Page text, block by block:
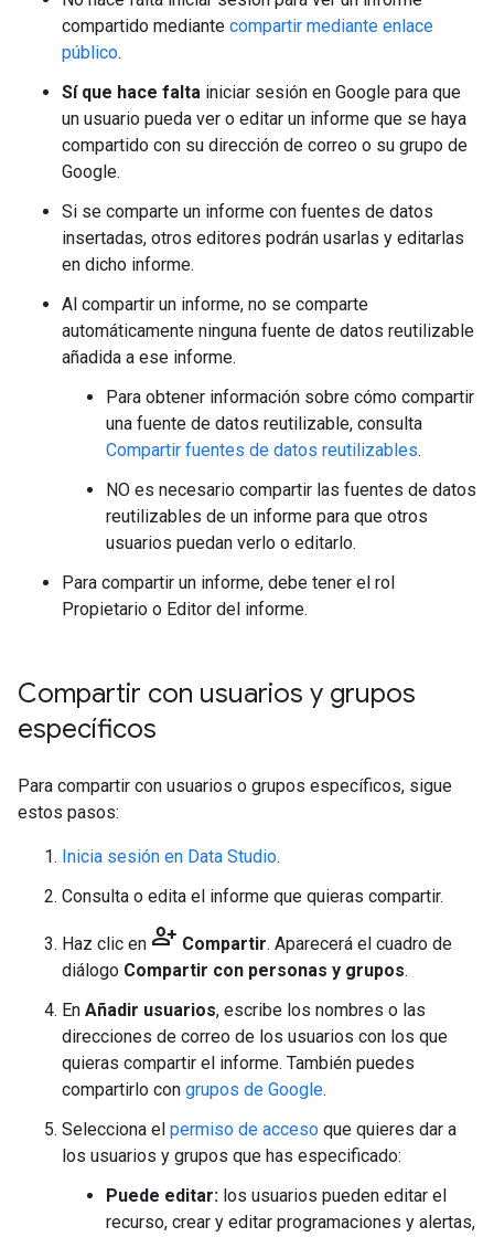
compartido mediante compartir mediante enlace
público.
Sí que hace falta iniciar sesión en Google para que
un usuario pueda ver o editar un informe que se haya
compartido con su dirección de correo o su grupo de
Google.
Si se comparte un informe con fuentes de datos
insertadas, otros editores podrán usarlas y editarlas
en dicho informe.
Al compartir un informe, no se comparte
automáticamente ninguna fuente de datos reutilizable
añadida a ese informe.
Para obtener información sobre cómo compartir
una fuente de datos reutilizable, consulta
Compartir fuentes de datos reutilizables.
NO es necesario compartir las fuentes de datos
reutilizables de un informe para que otros
usuarios puedan verlo o editarlo.
Para compartir un informe, debe tener el rol
Propietario o Editor del informe.
Compartir con usuarios y grupos
específicos
Para compartir con usuarios o grupos específicos, sigue
estos pasos:
Inicia sesión en Data Studio.
Consulta o edita el informe que quieras compartir.
Haz clic en person_add Compartir. Aparecerá el cuadro de
diálogo Compartir con personas y grupos.
En Añadir usuarios, escribe los nombres o las
direcciones de correo de los usuarios con los que
quieras compartir el informe. También puedes
compartirlo con grupos de Google.
Selecciona el permiso de acceso que quieres dar a
los usuarios y grupos que has especificado:
Puede editar: los usuarios pueden editar el
recurso, crear y editar programaciones y alertas,